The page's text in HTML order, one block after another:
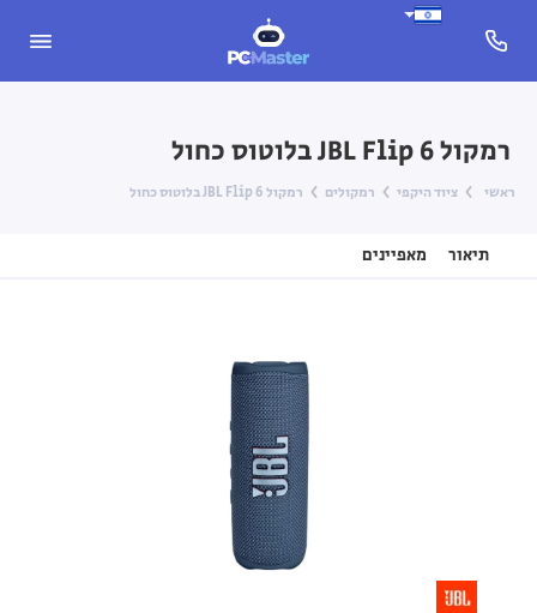
רמקול JBL Flip 6 בלוטוס כחול
ראשי ציוד היקפי רמקולים רמקול JBL Flip 6 בלוטוס כחול
תיאור מאפיינים